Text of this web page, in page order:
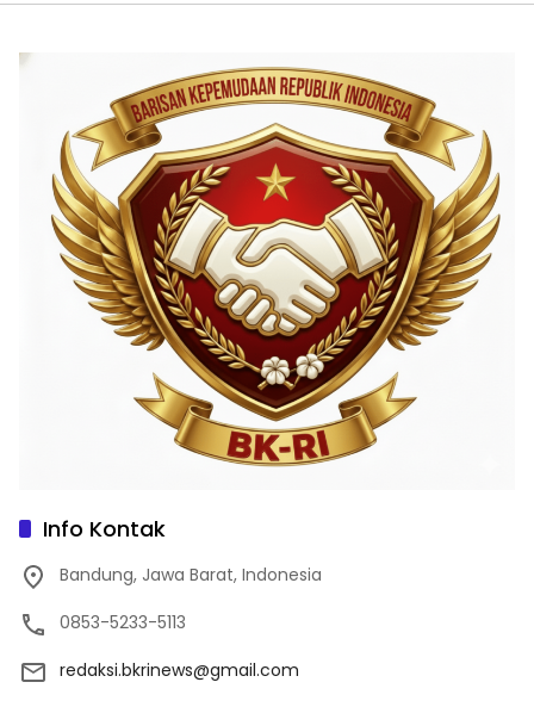
Info Kontak
Bandung, Jawa Barat, Indonesia
0853-5233-5113
redaksi.bkrinews@gmail.com